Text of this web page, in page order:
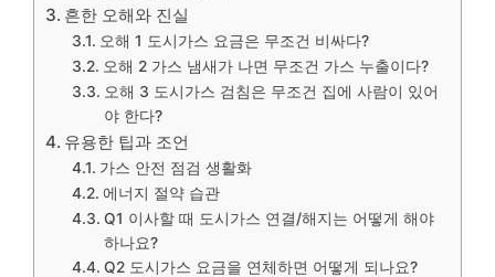
흔한 오해와 진실
오해 1 도시가스 요금은 무조건 비싸다?
오해 2 가스 냄새가 나면 무조건 가스 누출이다?
오해 3 도시가스 검침은 무조건 집에 사람이 있어
야 한다?
유용한 팁과 조언
가스 안전 점검 생활화
에너지 절약 습관
Q1 이사할 때 도시가스 연결/해지는 어떻게 해야
하나요?
Q2 도시가스 요금을 연체하면 어떻게 되나요?